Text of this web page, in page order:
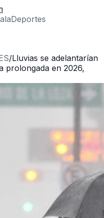
Deportes
/Lluvias se adelantarían
prolongada en 2026,